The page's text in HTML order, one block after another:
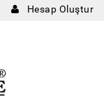
Hesap Oluştur